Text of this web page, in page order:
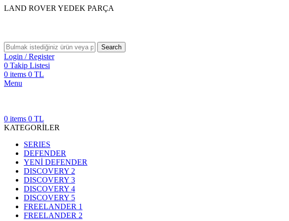
LAND ROVER YEDEK PARÇA
Search
Login / Register
0 Takip Listesi
0 items 0 TL
Menu
0 items 0 TL
KATEGORİLER
SERIES
DEFENDER
YENİ DEFENDER
DISCOVERY 2
DISCOVERY 3
DISCOVERY 4
DISCOVERY 5
FREELANDER 1
FREELANDER 2